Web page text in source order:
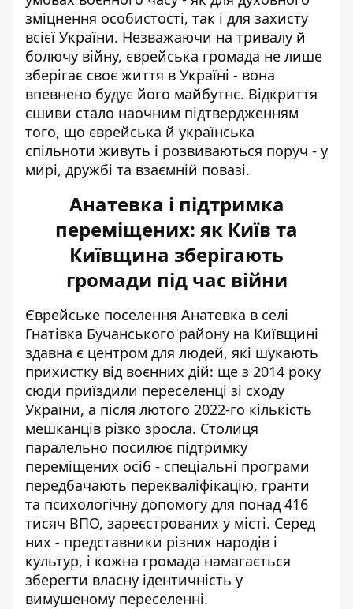
зміцнення особистості, так і для захисту
всієї України. Незважаючи на тривалу й
болючу війну, єврейська громада не лише
зберігає своє життя в Україні - вона
впевнено будує його майбутнє. Відкриття
єшиви стало наочним підтвердженням
того, що єврейська й українська
спільноти живуть і розвиваються поруч - у
мирі, дружбі та взаємній повазі.
Анатевка і підтримка
переміщених: як Київ та
Київщина зберігають
громади під час війни
Єврейське поселення Анатевка в селі
Гнатівка Бучанського району на Київщині
здавна є центром для людей, які шукають
прихистку від воєнних дій: ще з 2014 року
сюди приїздили переселенці зі сходу
України, а після лютого 2022-го кількість
мешканців різко зросла. Столиця
паралельно посилює підтримку
переміщених осіб - спеціальні програми
передбачають перекваліфікацію, гранти
та психологічну допомогу для понад 416
тисяч ВПО, зареєстрованих у місті. Серед
них - представники різних народів і
культур, і кожна громада намагається
зберегти власну ідентичність у
вимушеному переселенні.